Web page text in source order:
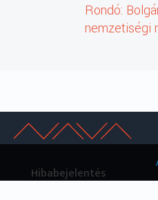
Rondó:
nemzetiségi
Hibabejelentés